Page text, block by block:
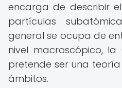
encarga de describir
partículas
general se ocupa de
nivel macroscópico, la
pretende ser una
ámbitos.